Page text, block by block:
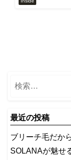
最近の投稿
ブリーチ毛だか
SOLANAが魅せ